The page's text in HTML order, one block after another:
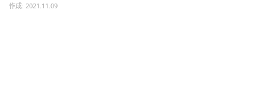
作成: 2021.11.09